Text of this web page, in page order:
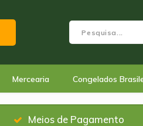
Mercearia Congelados
Meios de Pagamento